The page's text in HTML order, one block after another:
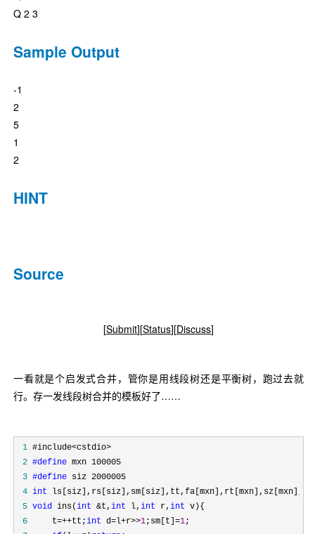
Q 2 3
Sample Output
-1
2
5
1
2
HINT
Source
[Submit][Status][Discuss]
一看就是个启发式合并，管你是用线段树还是平衡树，跑过去就
行。存一发线段树合并的模板好了……
1
2 #define
3 #define
4 int
5 void ins(int &t, int l, int r, int
6
     t=++tt;
int d=l+r>>1;sm[t]=1